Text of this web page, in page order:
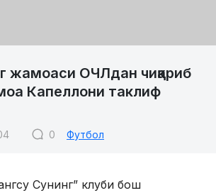
жамоаси ОЧЛдан чиқариб
Капеллони таклиф
0 Футбол
Сунинг” клуби бош